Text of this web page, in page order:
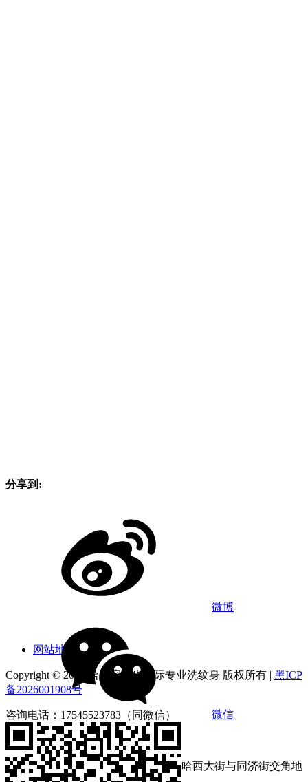
网站地图
Copyright © 2026 哈尔滨俪也国际专业洗纹身 版权所有 | 黑ICP
备2026001908号
咨询电话：17545523783（同微信）
营业时间：9:00-18:00
店铺地址：黑龙江省哈尔滨市南岗区哈西大街与同济街交角地
分享到:
微博
微信